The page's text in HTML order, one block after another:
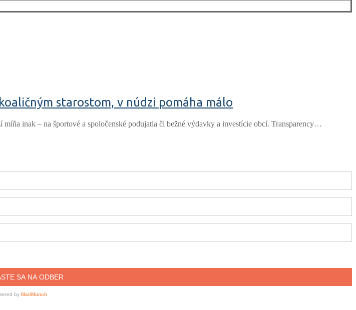
starostom, v núdzi pomáha málo
inak – na športové a spoločenské podujatia či bežné výdavky a investície obcí. Transparency…